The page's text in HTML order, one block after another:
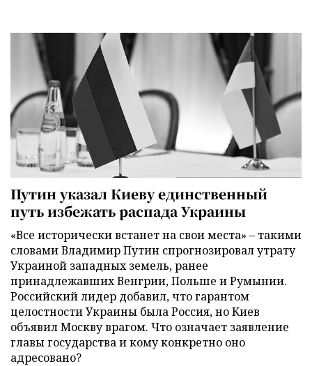
Путин указал Киеву единственный
путь избежать распада Украины
«Все исторически встанет на свои места» – такими
словами Владимир Путин спрогнозировал утрату
Украиной западных земель, ранее
принадлежавших Венгрии, Польше и Румынии.
Российский лидер добавил, что гарантом
целостности Украины была Россия, но Киев
объявил Москву врагом. Что означает заявление
главы государства и кому конкретно оно
адресовано?